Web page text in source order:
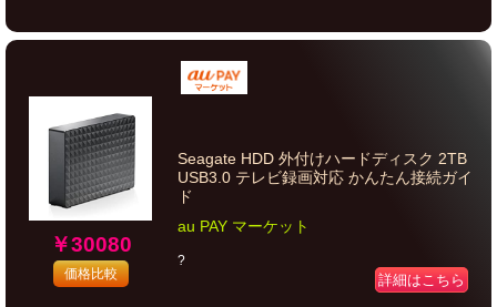
￥30080
価格比較
Seagate HDD 外付けハードディスク 2TB
USB3.0 テレビ録画対応 かんたん接続ガイ
ド
au PAY マーケット
?
詳細はこちら